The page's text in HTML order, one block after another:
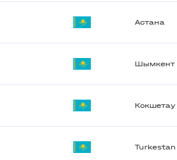
Астана
Шымкент
Кокшетау
Turkestan